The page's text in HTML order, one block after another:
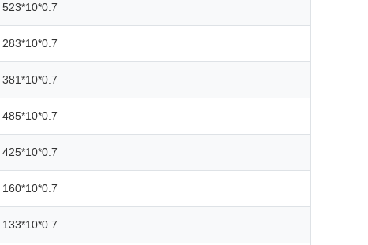
523*10*0.7
283*10*0.7
381*10*0.7
485*10*0.7
425*10*0.7
160*10*0.7
133*10*0.7